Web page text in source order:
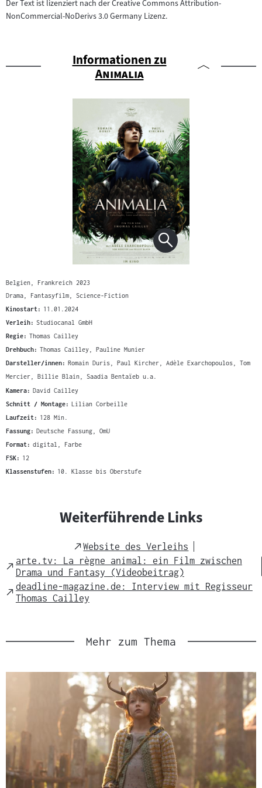
Der Text ist lizenziert nach der Creative Commons Attribution-
NonCommercial-NoDerivs 3.0 Germany Lizenz.
Informationen zu
"
Animalia"
Belgien, Frankreich 2023
Drama, Fantasyfilm, Science-Fiction
Kinostart: 11.01.2024
Verleih: Studiocanal GmbH
Regie: Thomas Cailley
Drehbuch: Thomas Cailley, Pauline Munier
Darsteller/innen: Romain Duris, Paul Kircher, Adèle Exarchopoulos, Tom
Mercier, Billie Blain, Saadia Bentaïeb u.a.
Kamera: David Cailley
Schnitt / Montage: Lilian Corbeille
Laufzeit: 128 Min.
Fassung: Deutsche Fassung, OmU
Format: digital, Farbe
FSK: 12
Klassenstufen: 10. Klasse bis Oberstufe
Weiterführende Links
External
Link
Website des Verleihs
External
Link
arte.tv: La règne animal: ein Film zwischen
Drama und Fantasy (Videobeitrag)
External
Link
deadline-magazine.de: Interview mit Regisseur
Thomas Cailley
Mehr zum Thema